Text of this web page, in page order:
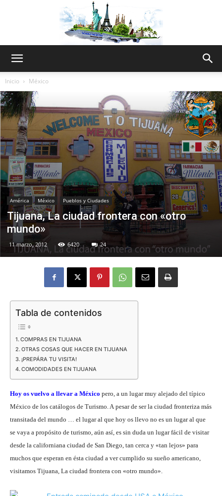
World
Thru
My
Eyes
Inicio México
América México Pueblos y Ciudades
Tijuana, La ciudad frontera con «otro
mundo»
11 marzo, 2012 6420 24
Tabla de contenidos
COMPRAS EN TIJUANA
OTRAS COSAS QUE HACER EN TIJUANA
¡PREPÁRA TU VISITA!
COMODIDADES EN TIJUANA
Hoy os vuelvo a llevar a México pero, a un lugar muy alejado del típico
México de los catálogos de Turismo. A pesar de ser la ciudad fronteriza más
transitada del mundo … el lugar al que hoy os llevo no es un lugar al que
se vaya a propósito de turismo, aún así, es sin duda un lugar fácil de visitar
desde la californiana ciudad de San Diego, tan cerca y «tan lejos» para
muchos que esperan en ésta ciudad a ver cumplido su sueño americano,
visitamos Tijuana, La ciudad frontera con «otro mundo».